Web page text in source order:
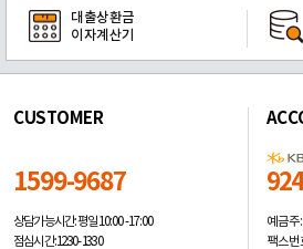
대출상환금
이자계산기
CUSTOMER
1599-9687
상담가능시간: 평일10:00 -17:00
점심시간: 12:30 - 13:30
예금주
팩스번